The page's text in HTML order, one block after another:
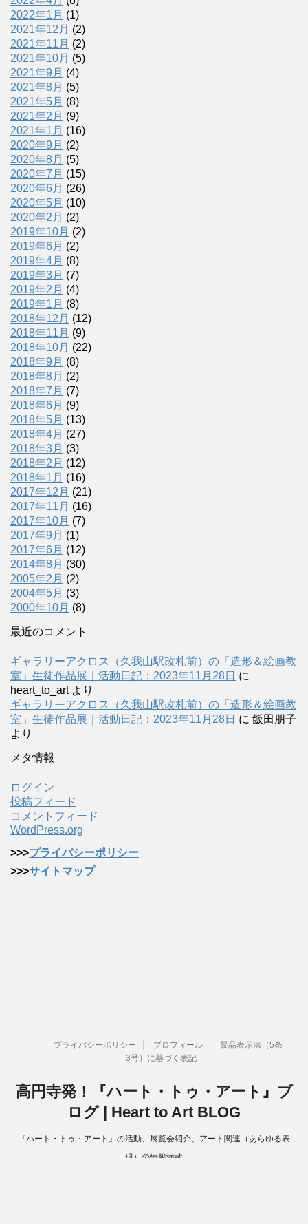
2022年1月 (1)
2021年12月 (2)
2021年11月 (2)
2021年10月 (5)
2021年9月 (4)
2021年8月 (5)
2021年5月 (8)
2021年2月 (9)
2021年1月 (16)
2020年9月 (2)
2020年8月 (5)
2020年7月 (15)
2020年6月 (26)
2020年5月 (10)
2020年2月 (2)
2019年10月 (2)
2019年6月 (2)
2019年4月 (8)
2019年3月 (7)
2019年2月 (4)
2019年1月 (8)
2018年12月 (12)
2018年11月 (9)
2018年10月 (22)
2018年9月 (8)
2018年8月 (2)
2018年7月 (7)
2018年6月 (9)
2018年5月 (13)
2018年4月 (27)
2018年3月 (3)
2018年2月 (12)
2018年1月 (16)
2017年12月 (21)
2017年11月 (16)
2017年10月 (7)
2017年9月 (1)
2017年6月 (12)
2014年8月 (30)
2005年2月 (2)
2004年5月 (3)
2000年10月 (8)
最近のコメント
ギャラリーアクロス（久我山駅改札前）の「造形＆絵画教
室」生徒作品展｜活動日記：2023年11月28日 に
heart_to_artより
ギャラリーアクロス（久我山駅改札前）の「造形＆絵画教
室」生徒作品展｜活動日記：2023年11月28日 に 飯田朋子
より
メタ情報
ログイン
投稿フィード
コメントフィード
WordPress.org
>>>プライバシーポリシー
>>>サイトマップ
プライバシーポリシー プロフィール
景品表示法（5条
3号）に基づく表記
高円寺発！『ハート・トゥ・アート』ブ
ログ | Heart to Art BLOG
『ハート・トゥ・アート』の活動、展覧会紹介、アート関連（あらゆる表
現）の情報満載